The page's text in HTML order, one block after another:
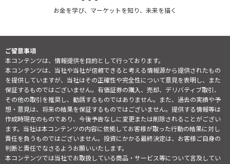
お金を学び、マーケットを知り、未来を描く
ご留意事項
本コンテンツは、情報提供を目的として行っております。
本コンテンツは、当社や当社が信頼できると考える情報源から提供されたもの
を提供していますが、当社はその正確性や完全性について意見を表明し、また
保証するものではございません。有価証券の購入、売却、デリバティブ取引、
その他の取引を推奨し、勧誘するものではありません。また、過去の実績や予
想・意見は、将来の結果を保証するものではございません。提供する情報等は
作成時現在のものであり、今後予告なしに変更または削除されることがござい
ます。当社は本コンテンツの内容に依拠してお客様が取った行動の結果に対し
責任を負うものではございません。投資にかかる最終決定は、お客様ご自身の
判断と責任でなさるようお願いいたします。
本コンテンツでは当社でお取扱している商品・サービス等について言及してい